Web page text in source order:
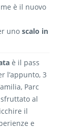
è il nuovo
uno scalo in
è il pass
l’appunto, 3
Parc
al
il
e